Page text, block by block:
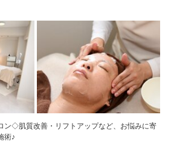
ン◇肌質改善・リフトアップなど、お悩みに寄
術♪